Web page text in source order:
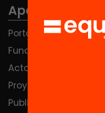
Apartados
Portada
Fundación
Actos
Proyectos
Publicaciones y vídeos